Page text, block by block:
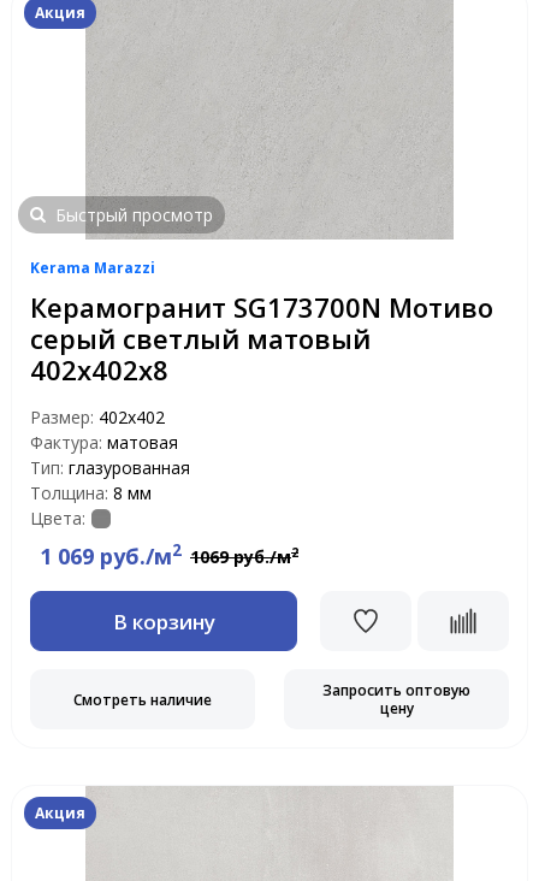
Акция
Быстрый просмотр
Kerama Marazzi
Керамогранит SG173700N Мотиво
серый светлый матовый
402х402х8
Размер: 402х402
Фактура: матовая
Тип: глазурованная
Толщина: 8 мм
Цвета:
1 069 руб./м2 1069 руб./м2
В корзину
Смотреть наличие
Запросить оптовую
цену
Акция